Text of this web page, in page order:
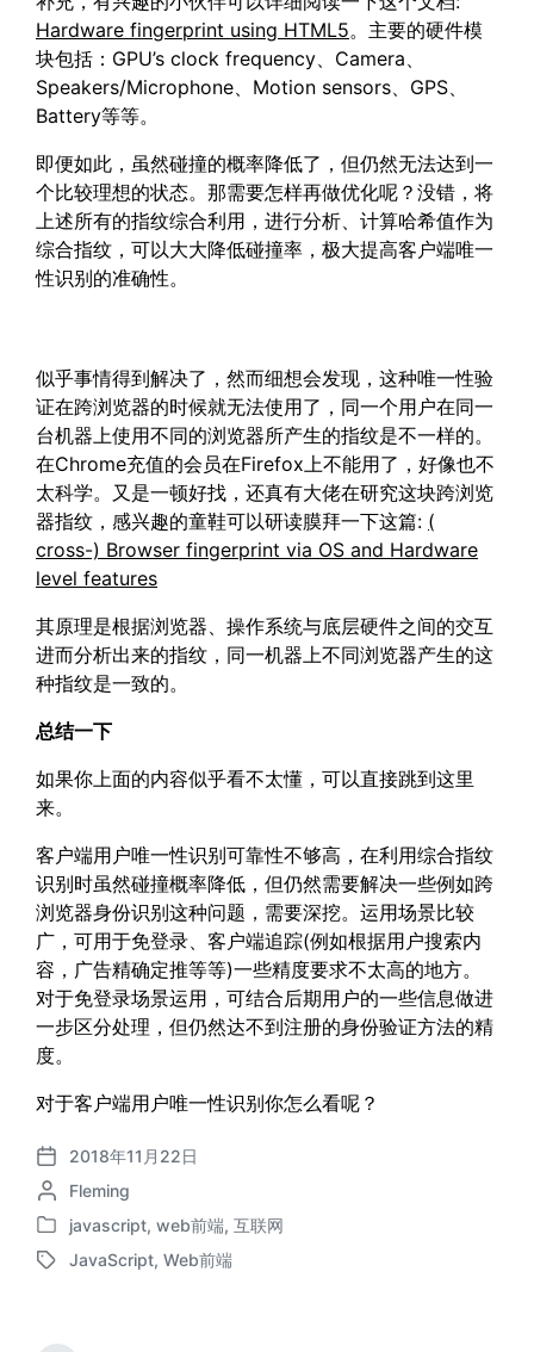
Hardware fingerprint using HTML5。主要的硬件模
块包括：GPU’s clock frequency、Camera、
Speakers/Microphone、Motion sensors、GPS、
Battery等等。
即便如此，虽然碰撞的概率降低了，但仍然无法达到一
个比较理想的状态。那需要怎样再做优化呢？没错，将
上述所有的指纹综合利用，进行分析、计算哈希值作为
综合指纹，可以大大降低碰撞率，极大提高客户端唯一
性识别的准确性。
似乎事情得到解决了，然而细想会发现，这种唯一性验
证在跨浏览器的时候就无法使用了，同一个用户在同一
台机器上使用不同的浏览器所产生的指纹是不一样的。
在Chrome充值的会员在Firefox上不能用了，好像也不
太科学。又是一顿好找，还真有大佬在研究这块跨浏览
器指纹，感兴趣的童鞋可以研读膜拜一下这篇: (
cross-) Browser fingerprint via OS and Hardware
level features
其原理是根据浏览器、操作系统与底层硬件之间的交互
进而分析出来的指纹，同一机器上不同浏览器产生的这
种指纹是一致的。
总结一下
如果你上面的内容似乎看不太懂，可以直接跳到这里
来。
客户端用户唯一性识别可靠性不够高，在利用综合指纹
识别时虽然碰撞概率降低，但仍然需要解决一些例如跨
浏览器身份识别这种问题，需要深挖。运用场景比较
广，可用于免登录、客户端追踪(例如根据用户搜索内
容，广告精确定推等等)一些精度要求不太高的地方。
对于免登录场景运用，可结合后期用户的一些信息做进
一步区分处理，但仍然达不到注册的身份验证方法的精
度。
对于客户端用户唯一性识别你怎么看呢？
发
布
日
2018年11月22日
作
者
Fleming
发
布
javascript, web前端, 互联网
标
JavaScript, Web前端